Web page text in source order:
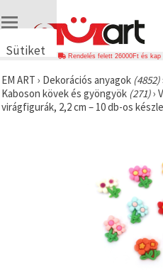
Sütiket
🍪 Cookie-
kat és
hasonló
Rendelés felett 26000Ft és kap
EM ART › Dekorációs anyagok (4852)
Kaboson kövek és gyöngyök (271)›
virágfigurák, 2,2 cm – 10 db-os